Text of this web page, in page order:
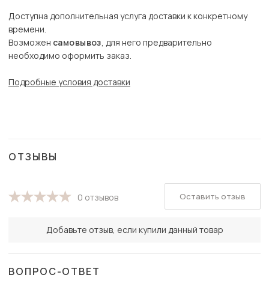
Доступна дополнительная услуга доставки к конкретному
времени.
Возможен самовывоз, для него предварительно
необходимо оформить заказ.
Подробные условия доставки
ОТЗЫВЫ
0 отзывов
Добавьте отзыв, если купили данный товар
Оставить отзыв
ВОПРОС-ОТВЕТ